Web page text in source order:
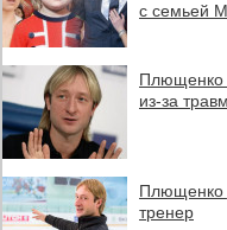
с семьей
Плющенко
из-за
Плющенко
тренер